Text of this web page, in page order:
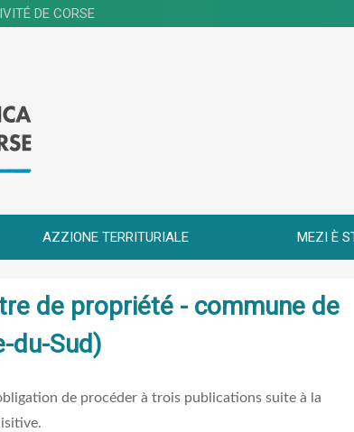
DE CORSE
AZZIONE TERRITURIALE MEZI È
de propriété - commune de
du-Sud)
de procéder à trois publications suite à la